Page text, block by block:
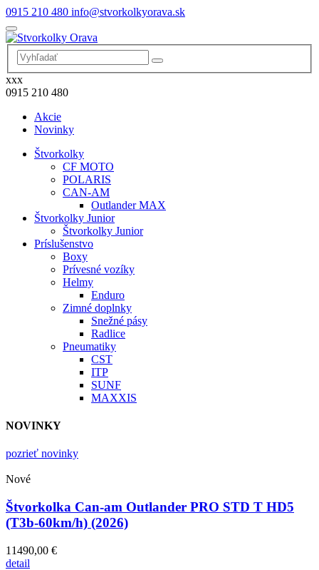
0915 210 480 info@stvorkolkyorava.sk
xxx
0915 210 480
Akcie
Novinky
Štvorkolky
CF MOTO
POLARIS
CAN-AM
Outlander MAX
Štvorkolky Junior
Štvorkolky Junior
Príslušenstvo
Boxy
Prívesné vozíky
Helmy
Enduro
Zimné doplnky
Snežné pásy
Radlice
Pneumatiky
CST
ITP
SUNF
MAXXIS
NOVINKY
pozrieť novinky
Nové
Štvorkolka Can-am Outlander PRO STD T HD5
(T3b-60km/h) (2026)
11490,00 €
detail